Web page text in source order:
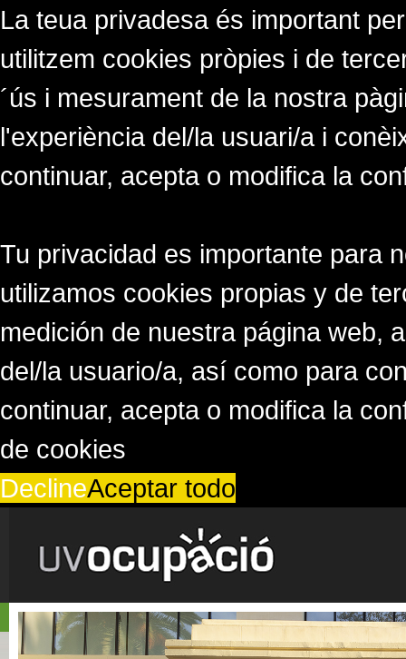
La teua privadesa és important
utilitzem cookies pròpies i de
´ús i mesurament de la nostra
l'experiència del/la usuari/a i
continuar, acepta o modifica la
Tu privacidad es importante para
utilizamos cookies propias y de
medición de nuestra página web,
del/la usuario/a, así como para
continuar, acepta o modifica la
de cookies
DeclineAceptar todo